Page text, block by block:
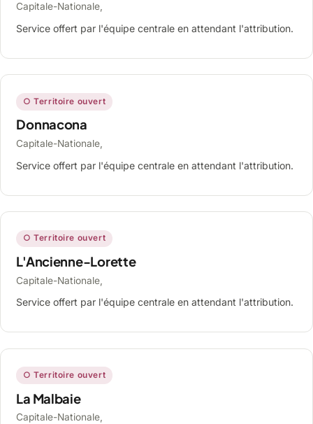
Capitale-Nationale,
Service offert par l'équipe centrale en attendant l'attribution.
○ Territoire ouvert
Donnacona
Capitale-Nationale,
Service offert par l'équipe centrale en attendant l'attribution.
○ Territoire ouvert
L'Ancienne-Lorette
Capitale-Nationale,
Service offert par l'équipe centrale en attendant l'attribution.
○ Territoire ouvert
La Malbaie
Capitale-Nationale,